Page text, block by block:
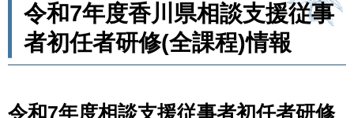
令和7年度香川県相談支援従事
者初任者研修(全課程)情報
令和7年度相談支援従事者初任者研修